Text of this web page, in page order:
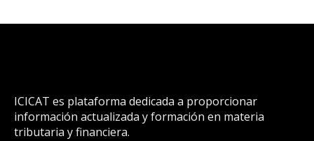
ICICAT es plataforma dedicada a proporcionar
información actualizada y formación en materia
tributaria y financiera.